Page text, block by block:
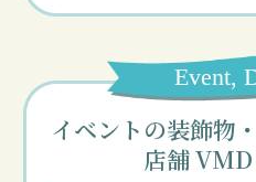
Event,
イベントの装飾物
店舗